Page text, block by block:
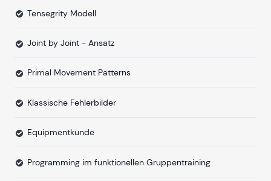
Tensegrity Modell
Joint by Joint - Ansatz
Primal Movement Patterns
Klassische Fehlerbilder
Equipmentkunde
Programming im funktionellen Gruppentraining